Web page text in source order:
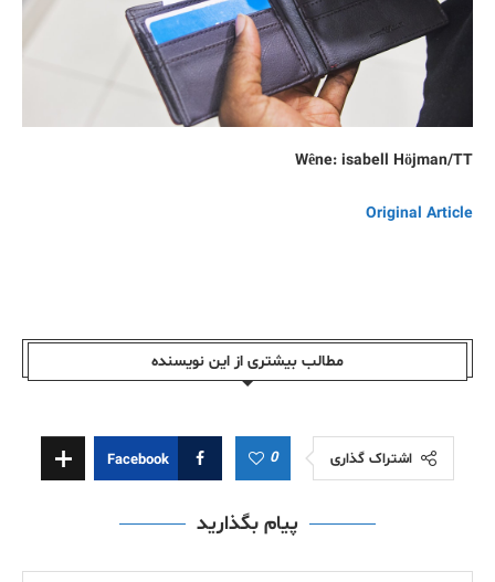
Wêne: isabell Höjman/TT
Original Article
مطالب بیشتری از این نویسندە
اشتراک گذاری 0
Facebook
پیام بگذارید